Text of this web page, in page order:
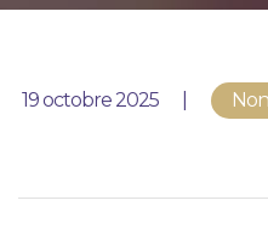
Nous vous
Nos produits en
Publié le
19 octobre 2025